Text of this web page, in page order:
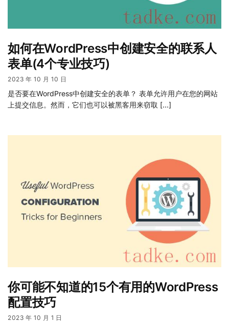
如何在WordPress中创建安全的联系人
表单(4个专业技巧)
2023 年 10 月 10 日
是否要在WordPress中创建安全的表单？ 表单允许用户在您的网站
上提交信息。然而，它们也可以被黑客用来窃取 […]
你可能不知道的15个有用的WordPress
配置技巧
2023 年 10 月 1 日